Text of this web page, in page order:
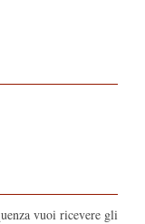
vuoi ricevere gli